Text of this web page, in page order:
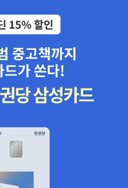
단 이게 초회분인 듯 하고 더 많은 작
먼 러니언, 대실 해밋, 토마스 만, 헤밍
당시 징용에 끌려간 작가의 경험을 토
인 만행과 잔학성을 일본인 스스로 고
대한 이야기'라는 소개만으로 한번
중국사>가 번역됐다. 총 36권으로 되
번역됐을 뿐이다. 약간의 시간차가
역될 예정인 듯 하다. 2018년까지 완
그의 시대>는 한 인간의 삶의 관점에
면 못 해도 <전쟁과 평화>정도의 스
방대할지도.-위의 작품들은 거의가
판이 있다. 원서를 읽게 된다면 역시
그 맛이 ......그나마 마음놓고 느긋하게